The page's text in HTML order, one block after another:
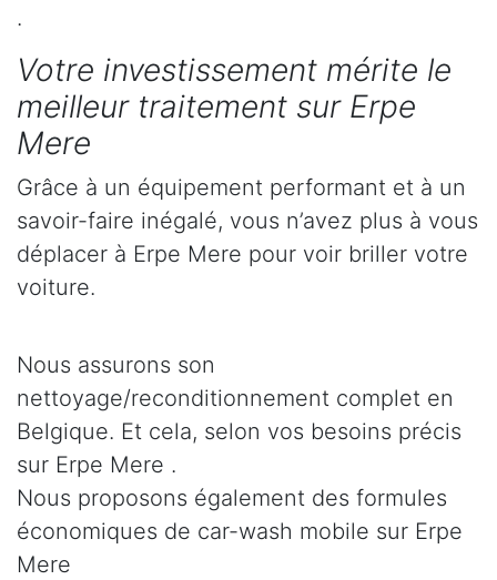
.
Votre investissement mérite le
meilleur traitement sur Erpe
Mere
Grâce à un équipement performant et à un
savoir-faire inégalé, vous n’avez plus à vous
déplacer à Erpe Mere pour voir briller votre
voiture.
Nous assurons son
nettoyage/reconditionnement complet en
Belgique. Et cela, selon vos besoins précis
sur Erpe Mere .
Nous proposons également des formules
économiques de car-wash mobile sur Erpe
Mere